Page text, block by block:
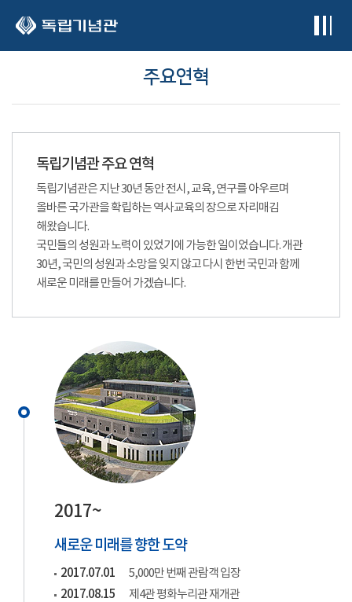
주요연혁
독립기념관 주요 연혁
독립기념관은 지난 30년 동안 전시, 교육, 연구를 아우르며
올바른 국가관을 확립하는 역사교육의 장으로 자리매김
해왔습니다.
국민들의 성원과 노력이 있었기에 가능한 일이었습니다. 개관
30년, 국민의 성원과 소망을 잊지 않고 다시 한번 국민과 함께
새로운 미래를 만들어 가겠습니다.
2017~
새로운 미래를 향한 도약
2017.07.01
5,000만 번째 관람객 입장
2017.08.15
제4관 평화누리관 재개관